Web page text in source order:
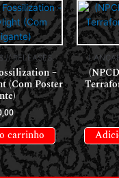
// RELEASES
–
(Com Poster
carrinho